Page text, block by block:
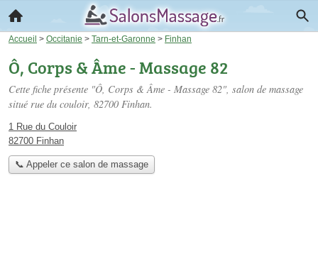
Accueil > Occitanie > Tarn-et-Garonne > Finhan
Ô, Corps & Âme - Massage 82
Cette fiche présente "Ô, Corps & Âme - Massage 82", salon de massage
situé rue du couloir, 82700 Finhan.
1 Rue du Couloir
82700 Finhan
📞 Appeler ce salon de massage